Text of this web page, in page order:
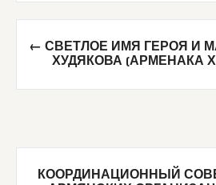
Post
navigation
← СВЕТЛОЕ ИМЯ ГЕРОЯ И
ХУДЯКОВА (АРМЕНАКА
КООРДИНАЦИОННЫЙ